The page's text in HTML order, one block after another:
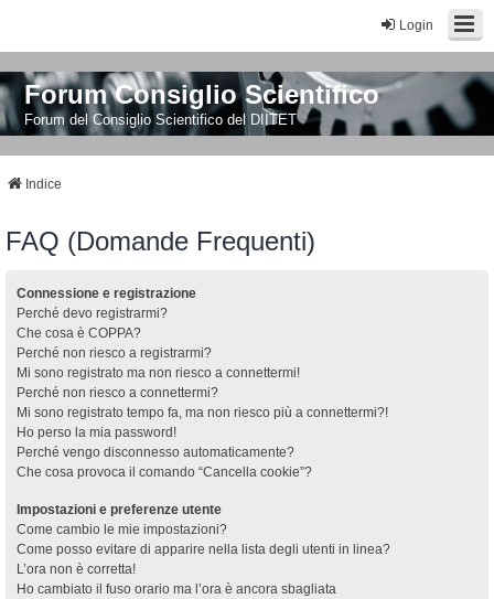
Login
Forum Consiglio Scientifico
Forum del Consiglio Scientifico del DIITET
Indice
FAQ (Domande Frequenti)
Connessione e registrazione
Perché devo registrarmi?
Che cosa è COPPA?
Perché non riesco a registrarmi?
Mi sono registrato ma non riesco a connettermi!
Perché non riesco a connettermi?
Mi sono registrato tempo fa, ma non riesco più a connettermi?!
Ho perso la mia password!
Perché vengo disconnesso automaticamente?
Che cosa provoca il comando “Cancella cookie”?
Impostazioni e preferenze utente
Come cambio le mie impostazioni?
Come posso evitare di apparire nella lista degli utenti in linea?
L’ora non è corretta!
Ho cambiato il fuso orario ma l’ora è ancora sbagliata